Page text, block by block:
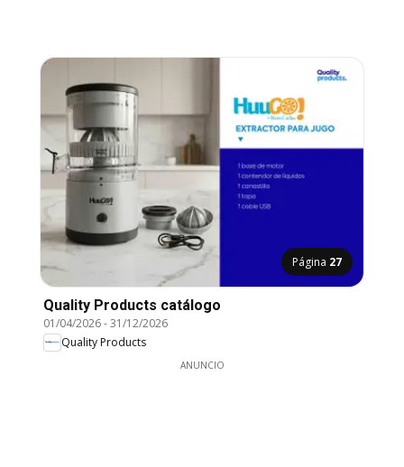
Página 27
Quality Products catálogo
01/04/2026-31/12/2026
Quality Products
ANUNCIO